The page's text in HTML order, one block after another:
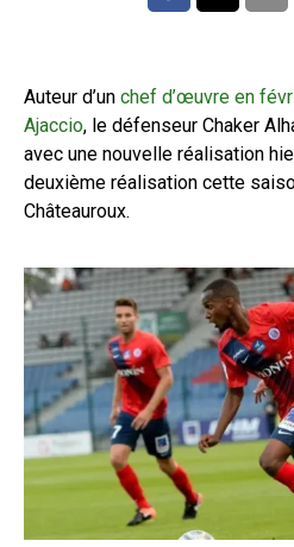
Auteur d’un chef d’œuvre en
Ajaccio, le défenseur Chaker
avec une nouvelle réalisation
deuxième réalisation cette
Châteauroux.